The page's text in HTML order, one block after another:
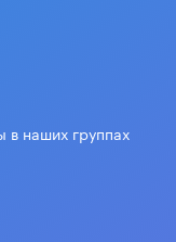
в наших группах